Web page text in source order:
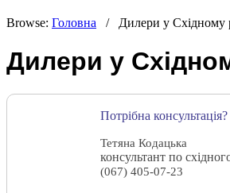
Browse: Головна / Дилери у Східному
Дилери у
Потрібна консультація?
Тетяна Кодацька
консультант по
(067) 405-07-23